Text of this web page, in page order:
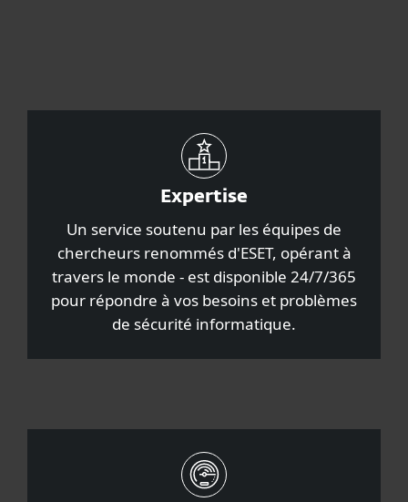
Expertise
Un service soutenu par les équipes de
chercheurs renommés d'ESET, opérant à
travers le monde - est disponible 24/7/365
pour répondre à vos besoins et problèmes
de sécurité informatique.